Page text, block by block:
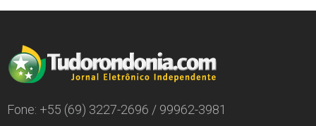
Fone: +55 (69) 3227-2696 / 99962-3981